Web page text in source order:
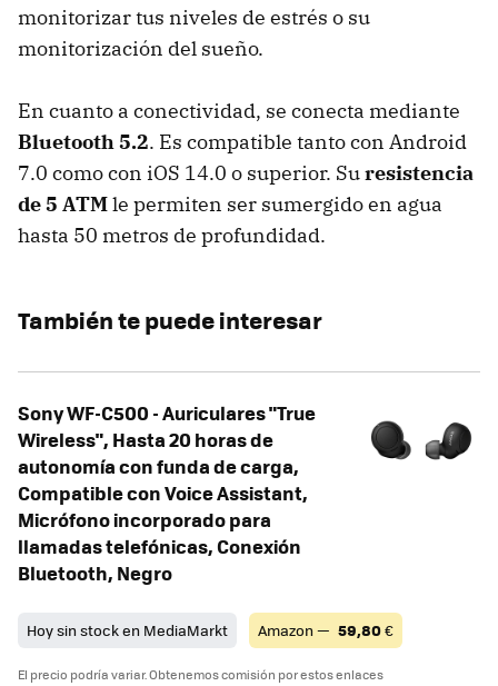
monitorizar tus niveles de estrés o su
monitorización del sueño.
En cuanto a conectividad, se conecta mediante
Bluetooth 5.2. Es compatible tanto con Android
7.0 como con iOS 14.0 o superior. Suresistencia
de 5 ATMle permiten ser sumergido en agua
hasta 50 metros de profundidad.
También te puede interesar
Sony WF-C500 - Auriculares "True
Wireless", Hasta 20 horas de
autonomía con funda de carga,
Compatible con Voice Assistant,
Micrófono incorporado para
llamadas telefónicas, Conexión
Bluetooth, Negro
Hoy sin stock en MediaMarkt Amazon — 59,80€
El precio podría variar. Obtenemos comisión por estos enlaces